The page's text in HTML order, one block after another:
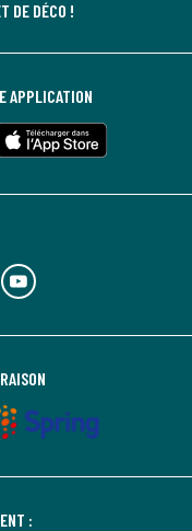
DE DÉCO !
:
APPLICATION